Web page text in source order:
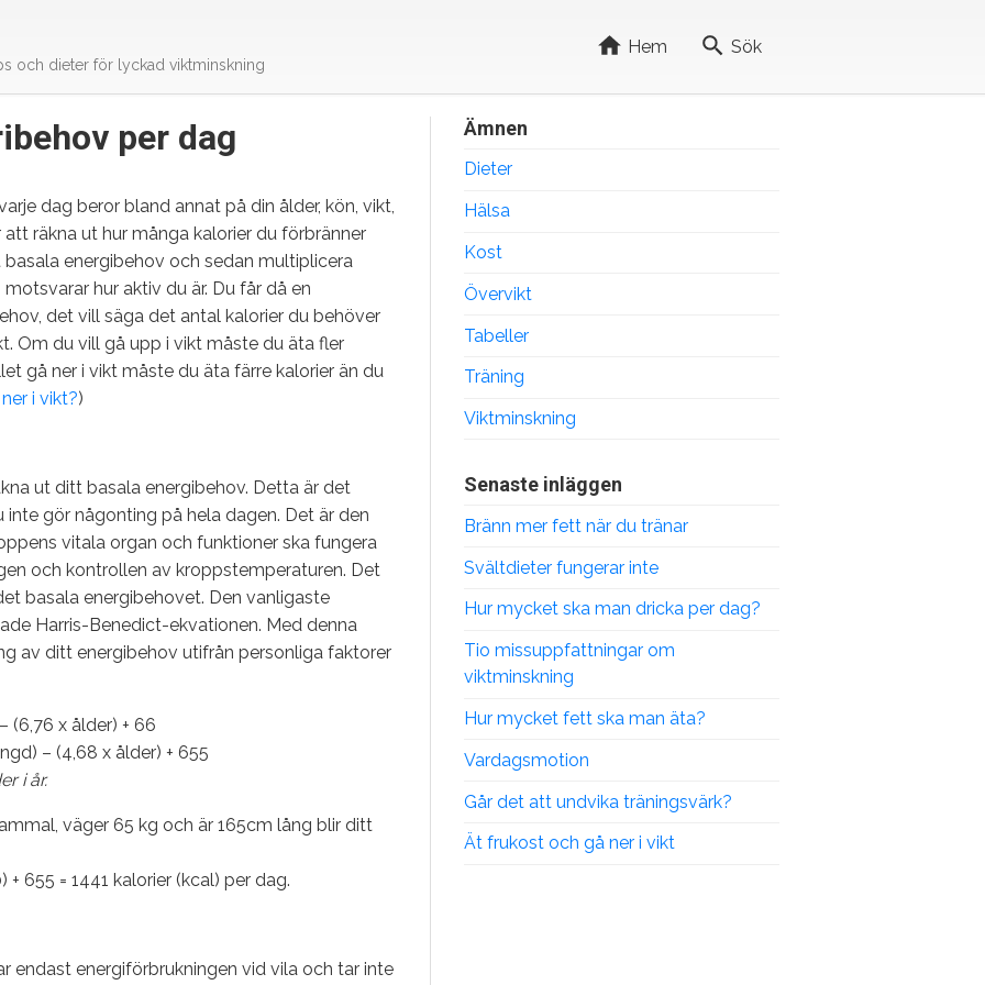
och dieter för lyckad viktminskning
Hem Sök
per dag
dag beror bland annat på din ålder, kön, vikt,
räkna ut hur många kalorier du förbränner
energibehov och sedan multiplicera
hur aktiv du är. Du får då en
det vill säga det antal kalorier du behöver
Om du vill gå upp i vikt måste du äta fler
gå ner i vikt måste du äta färre kalorier än du
i vikt?)
ut ditt basala energibehov. Detta är det
gör någonting på hela dagen. Det är den
vitala organ och funktioner ska fungera
och kontrollen av kroppstemperaturen. Det
basala energibehovet. Den vanligaste
Harris-Benedict-ekvationen. Med denna
av ditt energibehov utifrån personliga faktorer
(6,76 x ålder) + 66
– (4,68 x ålder) + 655
i år.
väger 65 kg och är 165cm lång blir ditt
+ 655 = 1441 kalorier (kcal) per dag.
endast energiförbrukningen vid vila och tar inte
Ämnen
Dieter
Hälsa
Kost
Övervikt
Tabeller
Träning
Viktminskning
Senaste inläggen
Bränn mer fett när du tränar
Svältdieter fungerar inte
Hur mycket ska man dricka per dag?
Tio missuppfattningar om
viktminskning
Hur mycket fett ska man äta?
Vardagsmotion
Går det att undvika träningsvärk?
Ät frukost och gå ner i vikt